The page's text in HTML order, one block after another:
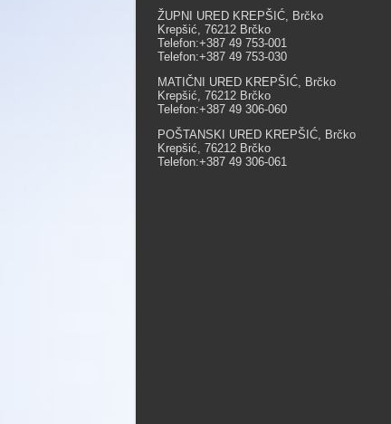
ŽUPNI URED KREPŠIĆ, Brčko
Krepšić, 76212 Brčko
Telefon:+387 49 753-001
Telefon:+387 49 753-030
MATIČNI URED KREPŠIĆ, Brčko
Krepšić, 76212 Brčko
Telefon:+387 49 306-060
POŠTANSKI URED KREPŠIĆ, Brčko
Krepšić, 76212 Brčko
Telefon:+387 49 306-061